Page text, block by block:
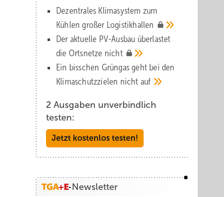
Dezentrales Klimasystem zum
Kühlen großer Logistik­hallen
Der aktuelle PV-Ausbau über­lastet
die Orts­netze nicht
Ein bisschen Grüngas geht bei den
Klima­schutz­zielen nicht auf
2 Ausgaben unverbindlich
testen:
Jetzt kostenlos testen!
Newsletter